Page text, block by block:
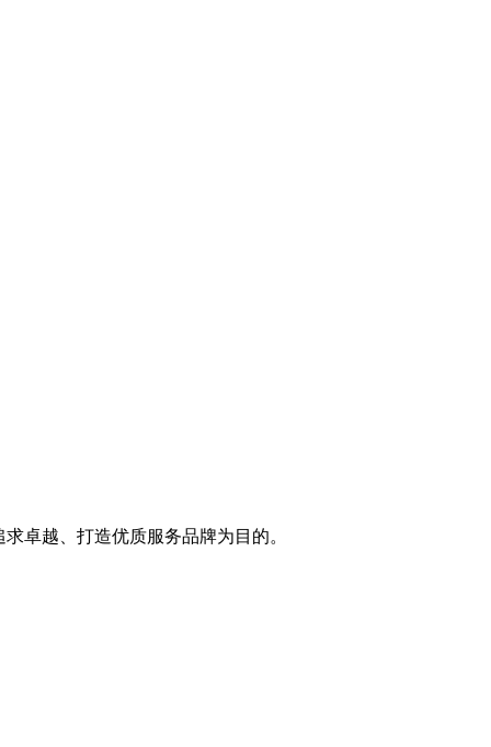
卓越、打造优质服务品牌为目的。